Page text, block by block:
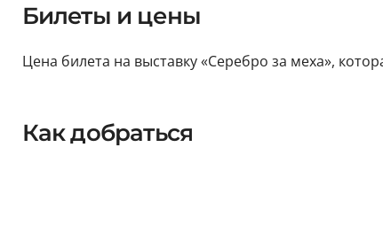
Билеты и цены
Цена билета на выставку «Серебро за меха»,
Как добраться